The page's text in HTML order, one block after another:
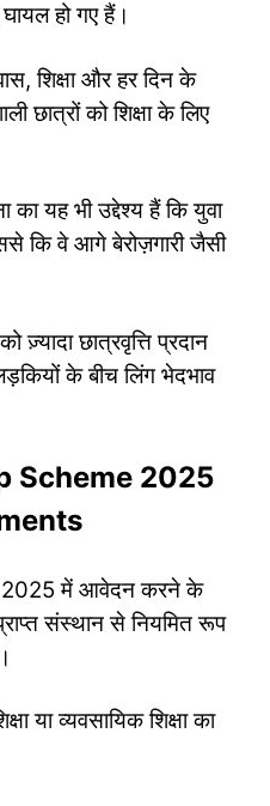
हो गए हैं।
शिक्षा और हर दिन के
छात्रों को शिक्षा के लिए
का यह भी उद्देश्य हैं कि युवा
कि वे आगे बेरोज़गारी जैसी
छात्रवृत्ति प्रदान
के बीच लिंग भेदभाव
Scheme 2025
2025 में आवेदन करने के
संस्थान से नियमित रूप
या व्यवसायिक शिक्षा का